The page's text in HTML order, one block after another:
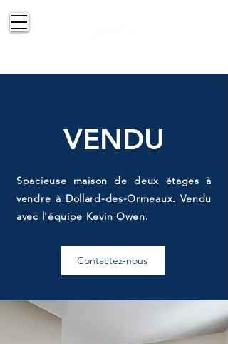
VENDU
Spacieuse maison de deux étages à
vendre à Dollard-des-Ormeaux. Vendu
avec l'équipe Kevin Owen.
Contactez-nous